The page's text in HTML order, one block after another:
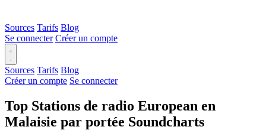
Sources Tarifs Blog
Se connecter Créer un compte
Sources Tarifs Blog
Créer un compte Se connecter
Top Stations de radio European en
Malaisie par portée Soundcharts